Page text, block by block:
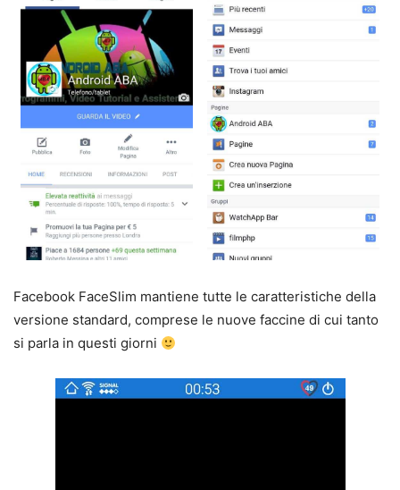
Facebook FaceSlim mantiene tutte le caratteristiche della
versione standard, comprese le nuove faccine di cui tanto
si parla in questi giorni